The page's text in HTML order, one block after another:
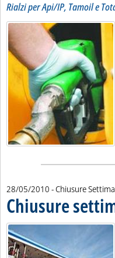
Rialzi per Api/IP, Tamoil e
Lista allegati PDF
28/05/2010 - Chiusure
Chiusure